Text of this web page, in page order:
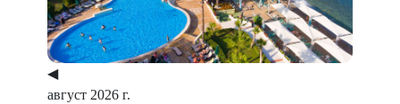
◀
август 2026 г.